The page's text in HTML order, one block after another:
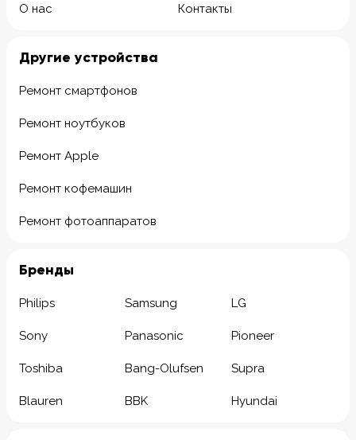
О нас Контакты
Другие устройства
Ремонт смартфонов
Ремонт ноутбуков
Ремонт Apple
Ремонт кофемашин
Ремонт фотоаппаратов
Бренды
Philips Samsung LG
Sony Panasonic Pioneer
Toshiba Bang-Olufsen Supra
Blauren BBK Hyundai